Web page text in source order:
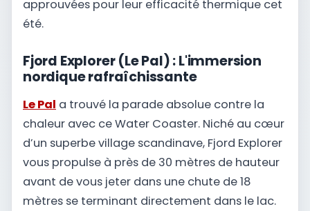
approuvées pour leur efficacité thermique cet
été.
Fjord Explorer (Le Pal) : L'immersion
nordique rafraîchissante
Le Pal a trouvé la parade absolue contre la
chaleur avec ce Water Coaster. Niché au cœur
d’un superbe village scandinave, Fjord Explorer
vous propulse à près de 30 mètres de hauteur
avant de vous jeter dans une chute de 18
mètres se terminant directement dans le lac.